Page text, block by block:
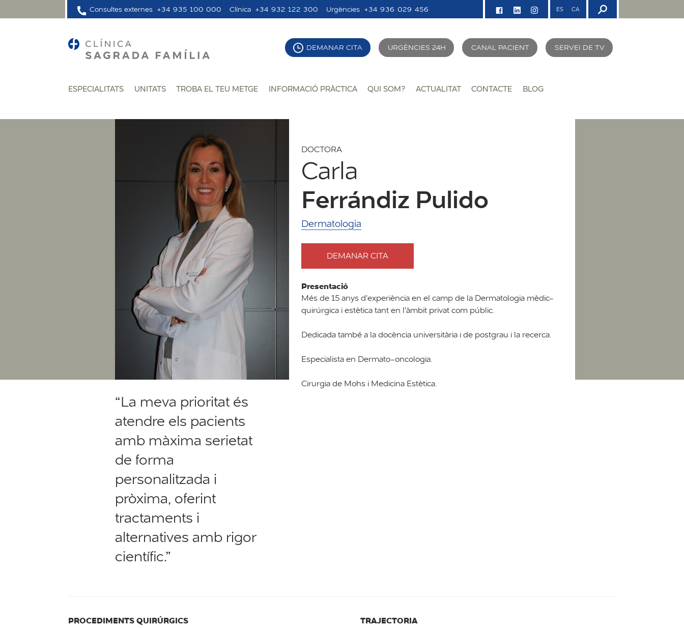
Consultes externes +34 935 100 000 Clínica +34 932 122 300 Urgències +34 936 029 456 ES CA
DEMANAR CITA URGÈNCIES 24H CANAL PACIENT SERVEI DE TV
ESPECIALITATS UNITATS TROBA EL TEU METGE INFORMACIÓ PRÀCTICA QUI SOM? ACTUALITAT CONTACTE BLOG
DOCTORA
Carla
Ferrándiz Pulido
Dermatologia
DEMANAR CITA
DOCTORA
PULIDO
Presentació
Més de 15 anys d'experiència en el camp de la Dermatologia mèdic-
quirúrgica i estètica tant en l'àmbit privat com públic.
Dedicada també a la docència universitària i de postgrau i la recerca.
Especialista en Dermato-oncologia.
Cirurgia de Mohs i Medicina Estètica.
“La meva prioritat és
atendre els pacients
amb màxima serietat
de forma
personalitzada i
pròxima, oferint
tractaments i
alternatives amb rigor
científic.”
PROCEDIMENTS QUIRÚRGICS TRAJECTORIA